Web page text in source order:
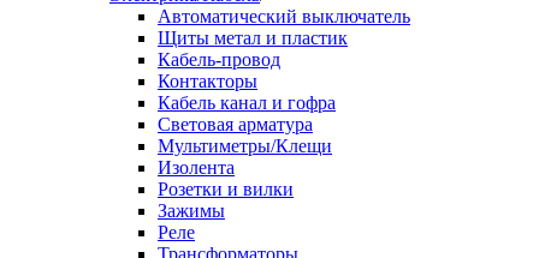
Автоматический выключатель
Щиты метал и пластик
Кабель-провод
Контакторы
Кабель канал и гофра
Световая арматура
Мультиметры/Клещи
Изолента
Розетки и вилки
Зажимы
Реле
Трансформаторы